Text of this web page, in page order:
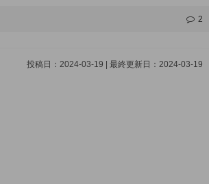
2
投稿日：2024-03-19 | 最終更新日：2024-03-19